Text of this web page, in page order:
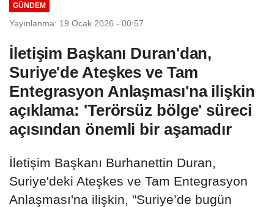
GÜNDEM
Yayınlanma: 19 Ocak 2026 - 00:57
İletişim Başkanı Duran'dan,
Suriye'de Ateşkes ve Tam
Entegrasyon Anlaşması'na ilişkin
açıklama: 'Terörsüz bölge' süreci
açısından önemli bir aşamadır
İletişim Başkanı Burhanettin Duran,
Suriye'deki Ateşkes ve Tam Entegrasyon
Anlaşması'na ilişkin, "Suriye’de bugün